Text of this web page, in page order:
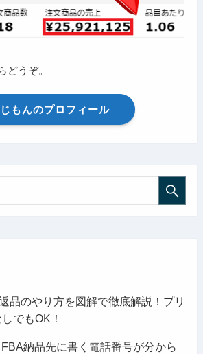
どうぞ。
もんのプロフィール
品のやり方を図解で徹底解説！プリ
でもOK！
納品先に書く電話番号が分から